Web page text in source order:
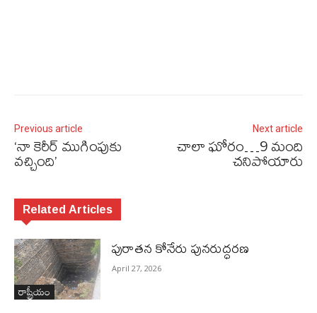
Previous article
‘నా కెరీర్‌ ముగింపుకు
వచ్చింది’
Next article
చాలా ఘోరం…9 మంది
చనిపోయారు
Related Articles
రాష్ట్రీయం
పురాత‌న కోనేరు పున‌రుద్ధ‌ర‌ణ
April 27, 2026